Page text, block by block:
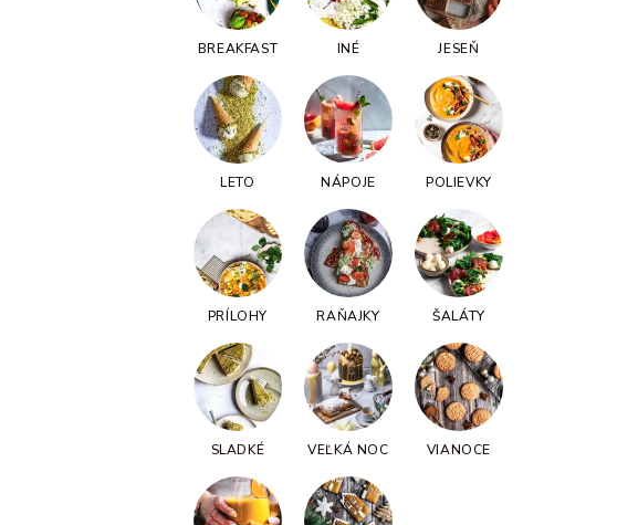
BREAKFAST INÉ JESEŇ
LETO NÁPOJE POLIEVKY
PRÍLOHY RAŇAJKY ŠALÁTY
SLADKÉ VEĽKÁ NOC VIANOCE